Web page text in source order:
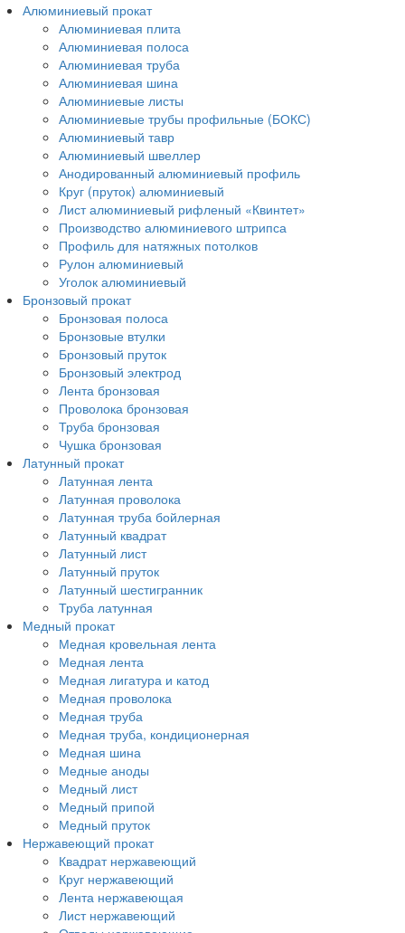
Алюминиевый прокат
Алюминиевая плита
Алюминиевая полоса
Алюминиевая труба
Алюминиевая шина
Алюминиевые листы
Алюминиевые трубы профильные (БОКС)
Алюминиевый тавр
Алюминиевый швеллер
Анодированный алюминиевый профиль
Круг (пруток) алюминиевый
Лист алюминиевый рифленый «Квинтет»
Производство алюминиевого штрипса
Профиль для натяжных потолков
Рулон алюминиевый
Уголок алюминиевый
Бронзовый прокат
Бронзовая полоса
Бронзовые втулки
Бронзовый пруток
Бронзовый электрод
Лента бронзовая
Проволока бронзовая
Труба бронзовая
Чушка бронзовая
Латунный прокат
Латунная лента
Латунная проволока
Латунная труба бойлерная
Латунный квадрат
Латунный лист
Латунный пруток
Латунный шестигранник
Труба латунная
Медный прокат
Медная кровельная лента
Медная лента
Медная лигатура и катод
Медная проволока
Медная труба
Медная труба, кондиционерная
Медная шина
Медные аноды
Медный лист
Медный припой
Медный пруток
Нержавеющий прокат
Квадрат нержавеющий
Круг нержавеющий
Лента нержавеющая
Лист нержавеющий